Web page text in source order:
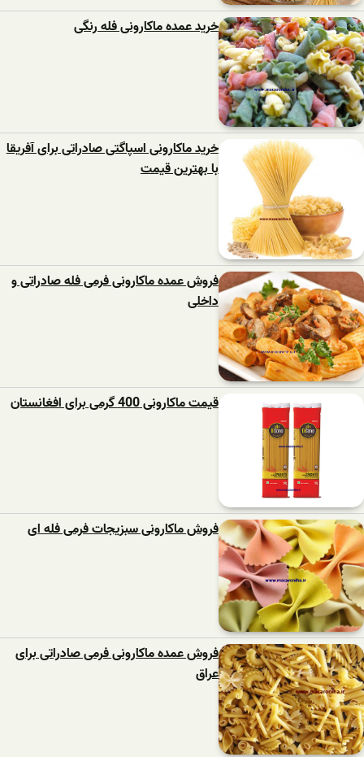
خرید عمده ماکارونی فله رنگی
خرید ماکارونی اسپاگتی صادراتی برای آفریقا
با بهترین قیمت
فروش عمده ماکارونی فرمی فله صادراتی و
داخلی
قیمت ماکارونی 400 گرمی برای افغانستان
فروش ماکارونی سبزیجات فرمی فله ای
فروش عمده ماکارونی فرمی صادراتی برای
عراق